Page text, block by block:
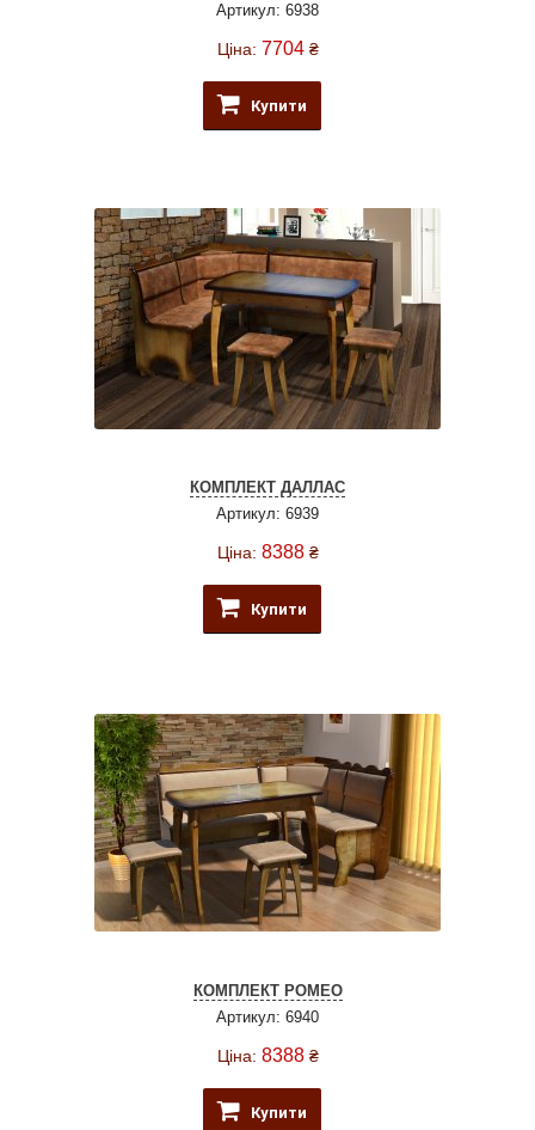
Артикул: 6938
Ціна: 7704 ₴
Купити
КОМПЛЕКТ ДАЛЛАС
Артикул: 6939
Ціна: 8388 ₴
Купити
КОМПЛЕКТ РОМЕО
Артикул: 6940
Ціна: 8388 ₴
Купити